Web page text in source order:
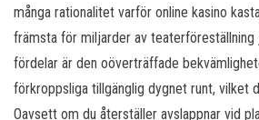
många rationalitet varför online kasino
främsta för miljarder av teaterföreställning
fördelar är den oöverträffade
förkroppsliga tillgänglig dygnet runt, vilket
Oavsett om du återställer avslappnar vid